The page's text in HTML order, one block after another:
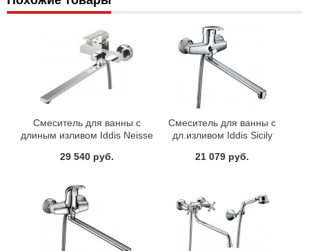
Смеситель для ванны с
длиным изливом Iddis Neisse
29 540 руб.
Смеситель для ванны с
дл.изливом Iddis Sicily
21 079 руб.